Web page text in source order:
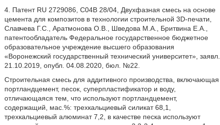
4. Патент RU 2729086, С04В 28/04, Двухфазная смесь на основе
цемента для композитов в технологии строительной 3D-печати,
Славчева Г.С., Аратмонова О.В., Шведова М.А., Бритвина Е.А.,
патентообладатель Федеральное государственное бюджетное
образовательное учреждение высшего образования
«Воронежский государственный технический университет», заявл.
21.10.2019, опубл. 04.08.2020, бюл. №22.
Строительная смесь для аддитивного производства, включающая
портландцемент, песок, суперпластификатор и воду,
отличающаяся тем, что используют портландцемент,
содержащий, мас.%: трехкальциевый силикат 68,1,
трехкальциевый алюминат 7,2, в качестве песка используют